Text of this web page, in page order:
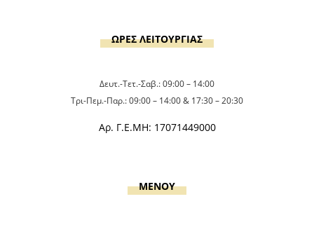
ΩΡΕΣ ΛΕΙΤΟΥΡΓΙΑΣ
Δευτ.-Τετ.-Σαβ.: 09:00 – 14:00
Τρι-Πεμ.-Παρ.: 09:00 – 14:00 & 17:30 – 20:30
Αρ. Γ.Ε.ΜΗ: 17071449000
MENOY